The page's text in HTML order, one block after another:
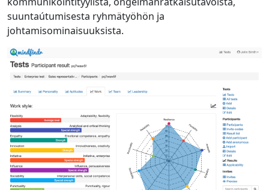
suuntaútumisesta ryhmätyöhön ja
johtamisominaisuuksista.